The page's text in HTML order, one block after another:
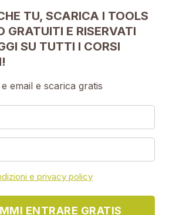
TU, SCARICA I TOOLS
GRATUITI E RISERVATI
SU TUTTI I CORSI
email e scarica gratis
e privacy policy
ENTRARE GRATIS